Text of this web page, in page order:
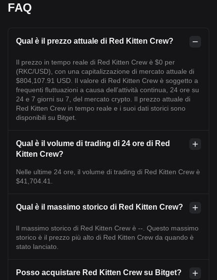
FAQ
Qual è il prezzo attuale di Red Kitten Crew?
Il prezzo in tempo reale di Red Kitten Crew è $0 per
(RKC/USD), con una capitalizzazione di mercato attuale di
$804,107.91 USD. Il valore di Red Kitten Crew è soggetto a
frequenti fluttuazioni a causa dell’attività continua, 24 ore su
24 e 7 giorni su 7, del mercato crypto. Il prezzo attuale di
Red Kitten Crew in tempo reale e i suoi dati storici sono
disponibili su Bitget.
Qual è il volume di trading di 24 ore di Red
Kitten Crew?
Nelle ultime 24 ore, il volume di trading di Red Kitten Crew è
$41,704.41.
Qual è il massimo storico di Red Kitten Crew?
Il massimo storico di Red Kitten Crew è --. Questo massimo
storico è il prezzo più alto di Red Kitten Crew da quando è
stato lanciato.
Posso acquistare Red Kitten Crew su Bitget?